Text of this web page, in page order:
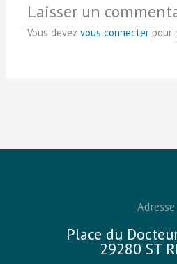
Laisser un
Vous devezvous connecter pour
Adresse
Place du
29280 ST